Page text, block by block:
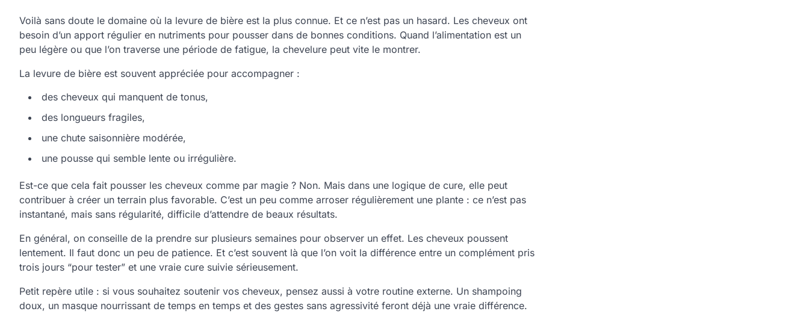
Voilà sans doute le domaine où la levure de bière est la plus connue. Et ce n’est pas un hasard. Les cheveux ont
besoin d’un apport régulier en nutriments pour pousser dans de bonnes conditions. Quand l’alimentation est un
peu légère ou que l’on traverse une période de fatigue, la chevelure peut vite le montrer.
La levure de bière est souvent appréciée pour accompagner :
des cheveux qui manquent de tonus,
des longueurs fragiles,
une chute saisonnière modérée,
une pousse qui semble lente ou irrégulière.
Est-ce que cela fait pousser les cheveux comme par magie ? Non. Mais dans une logique de cure, elle peut
contribuer à créer un terrain plus favorable. C’est un peu comme arroser régulièrement une plante : ce n’est pas
instantané, mais sans régularité, difficile d’attendre de beaux résultats.
En général, on conseille de la prendre sur plusieurs semaines pour observer un effet. Les cheveux poussent
lentement. Il faut donc un peu de patience. Et c’est souvent là que l’on voit la différence entre un complément pris
trois jours “pour tester” et une vraie cure suivie sérieusement.
Petit repère utile : si vous souhaitez soutenir vos cheveux, pensez aussi à votre routine externe. Un shampoing
doux, un masque nourrissant de temps en temps et des gestes sans agressivité feront déjà une vraie différence.